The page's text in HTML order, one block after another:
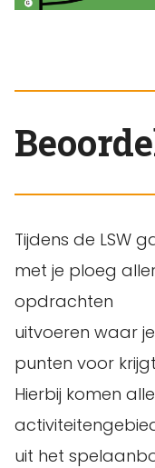
Tijdens de LSW
met je ploeg
opdrachten
uitvoeren waar je
punten voor
Hierbij komen alle
uit het